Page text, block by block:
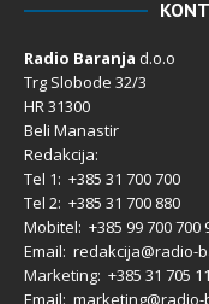
Radio Baranja d.o.o
Trg Slobode 32/3
HR 31300
Beli Manastir
Redakcija:
Tel 1: +385 31 700 700
Tel 2: +385 31 700 880
Mobitel: +385 99 700 700
Email: redakcija@radio-
Marketing: +385 31 705
Email: